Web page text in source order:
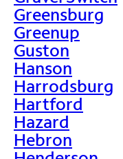
Greensburg
Greenup
Guston
Hanson
Harrodsburg
Hartford
Hazard
Hebron